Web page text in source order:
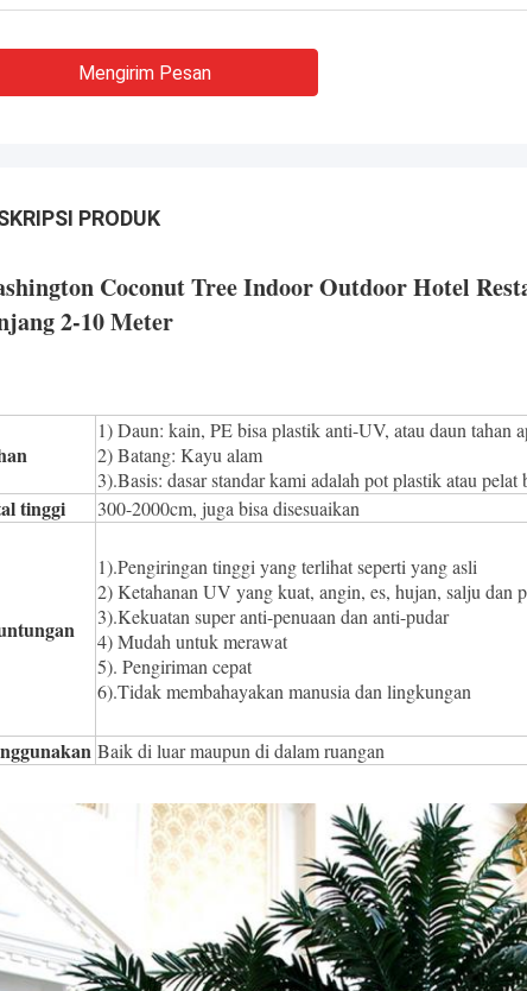
Mengirim Pesan
PRODUK
Coconut Tree Indoor Outdoor Hotel
2-10 Meter
1) Daun: kain, PE bisa plastik anti-UV, atau daun tahan
2) Batang: Kayu alam
3).Basis: dasar standar kami adalah pot plastik atau pelat
tinggi 300-2000cm, juga bisa disesuaikan
1).Pengiringan tinggi yang terlihat seperti yang asli
2) Ketahanan UV yang kuat, angin, es, hujan, salju dan
3).Kekuatan super anti-penuaan dan anti-pudar
4) Mudah untuk merawat
5). Pengiriman cepat
6).Tidak membahayakan manusia dan lingkungan
Baik di luar maupun di dalam ruangan